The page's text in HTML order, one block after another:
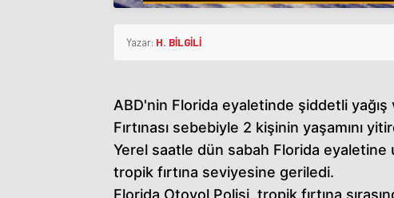
Yazar: H. BİLGİLİ
ABD'nin Florida eyaletinde şiddetli yağış
Fırtınası sebebiyle 2 kişinin yaşamını
Yerel saatle dün sabah Florida eyaletine
tropik fırtına seviyesine geriledi.
Florida Otoyol Polisi, tropik fırtına